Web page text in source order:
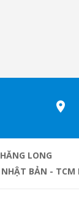
LONG
BẢN - TCM